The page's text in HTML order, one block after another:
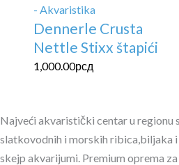
Dennerle Crusta
Nettle Stixx štapići
1,000.00рсд
Najveći akvaristički centar u regionu
slatkovodnih i morskih ribica,biljaka
skejp akvarijumi. Premium oprema